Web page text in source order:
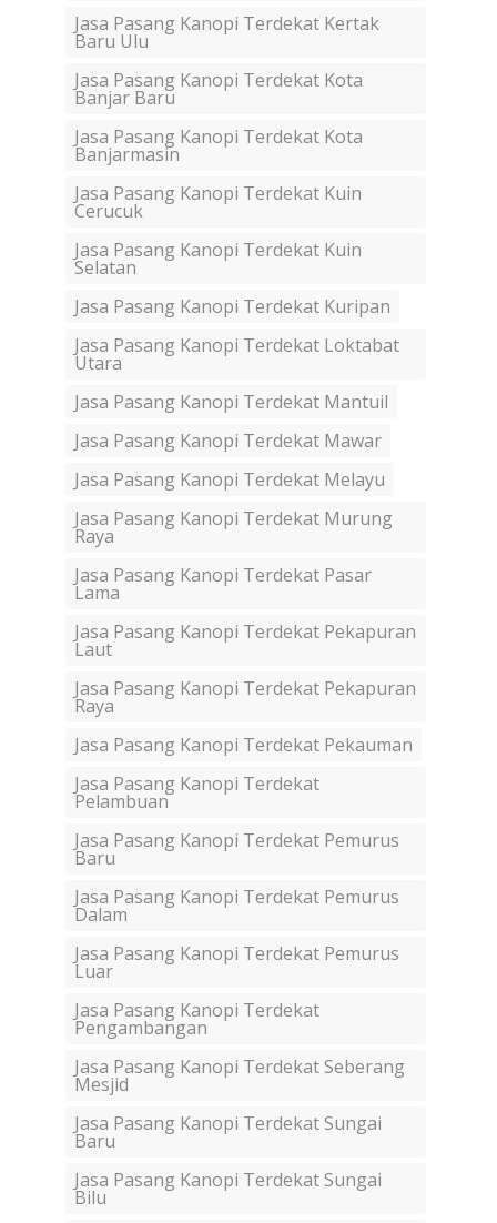
Jasa Pasang Kanopi Terdekat Kertak
Baru Ulu
Jasa Pasang Kanopi Terdekat Kota
Banjar Baru
Jasa Pasang Kanopi Terdekat Kota
Banjarmasin
Jasa Pasang Kanopi Terdekat Kuin
Cerucuk
Jasa Pasang Kanopi Terdekat Kuin
Selatan
Jasa Pasang Kanopi Terdekat Kuripan
Jasa Pasang Kanopi Terdekat Loktabat
Utara
Jasa Pasang Kanopi Terdekat Mantuil
Jasa Pasang Kanopi Terdekat Mawar
Jasa Pasang Kanopi Terdekat Melayu
Jasa Pasang Kanopi Terdekat Murung
Raya
Jasa Pasang Kanopi Terdekat Pasar
Lama
Jasa Pasang Kanopi Terdekat Pekapuran
Laut
Jasa Pasang Kanopi Terdekat Pekapuran
Raya
Jasa Pasang Kanopi Terdekat Pekauman
Jasa Pasang Kanopi Terdekat
Pelambuan
Jasa Pasang Kanopi Terdekat Pemurus
Baru
Jasa Pasang Kanopi Terdekat Pemurus
Dalam
Jasa Pasang Kanopi Terdekat Pemurus
Luar
Jasa Pasang Kanopi Terdekat
Pengambangan
Jasa Pasang Kanopi Terdekat Seberang
Mesjid
Jasa Pasang Kanopi Terdekat Sungai
Baru
Jasa Pasang Kanopi Terdekat Sungai
Bilu